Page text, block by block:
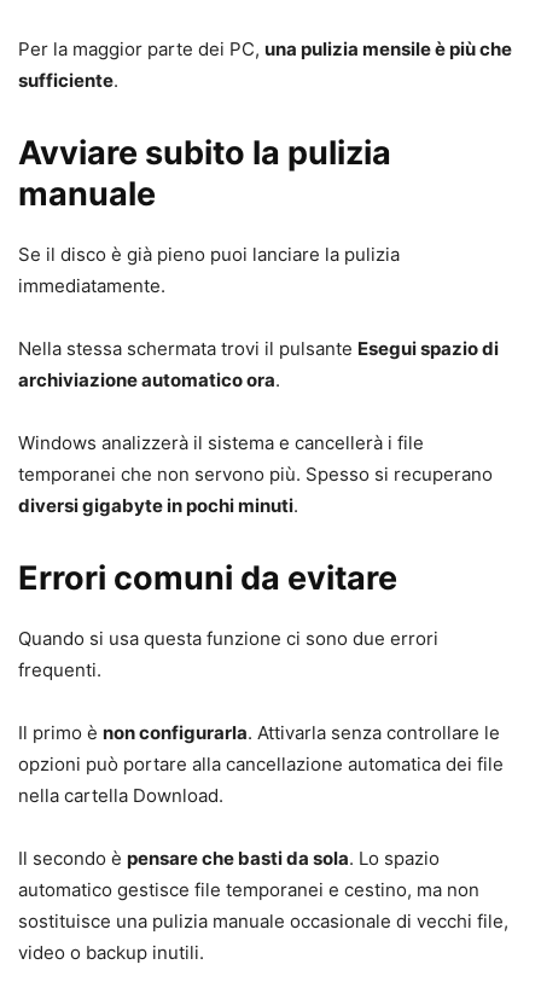
Per la maggior parte dei PC, una pulizia mensile è più che
sufficiente.
Avviare subito la pulizia
manuale
Se il disco è già pieno puoi lanciare la pulizia
immediatamente.
Nella stessa schermata trovi il pulsante Esegui spazio di
archiviazione automatico ora.
Windows analizzerà il sistema e cancellerà i file
temporanei che non servono più. Spesso si recuperano
diversi gigabyte in pochi minuti.
Errori comuni da evitare
Quando si usa questa funzione ci sono due errori
frequenti.
Il primo è non configurarla. Attivarla senza controllare le
opzioni può portare alla cancellazione automatica dei file
nella cartella Download.
Il secondo è pensare che basti da sola. Lo spazio
automatico gestisce file temporanei e cestino, ma non
sostituisce una pulizia manuale occasionale di vecchi file,
video o backup inutili.